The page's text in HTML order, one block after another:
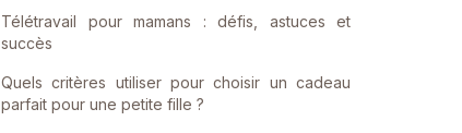
Télétravail pour mamans : défis, astuces et
succès
Quels critères utiliser pour choisir un cadeau
parfait pour une petite fille ?